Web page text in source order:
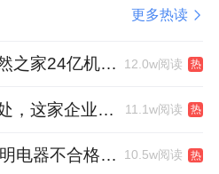
更多热读
家居卖场首单！居然之家24亿机构间REITs获深交所无异议函 12.0w阅读 热
藏在家居供应链深处，这家企业正在悄悄转型 11.1w阅读 热
重庆抽检44批次照明电器不合格，木林森全资子公司被点名 10.5w阅读 热